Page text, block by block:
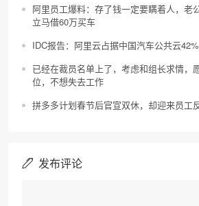
阿里员工爆料：存了钱一定要瞒着人，老
立马借60万买车
IDC报告：阿里云占据中国汽车公共云
已经在裁员名单上了，考虑和组长求情，
位，不想失去工作
拼多多计划春节后官宣双休，却迎来员工
发布评论